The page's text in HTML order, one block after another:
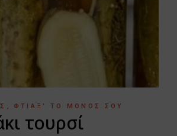
ΦΤΙΆΞ' ΤΟ ΜΌΝΟΣ ΣΟΥ
τουρσί